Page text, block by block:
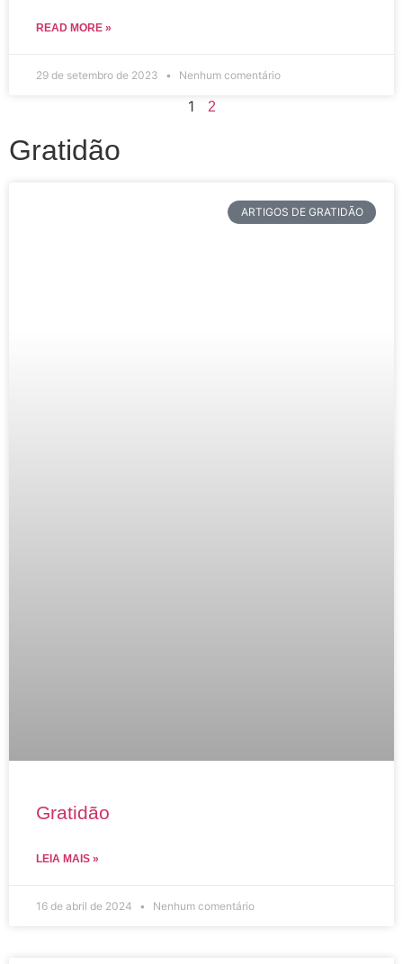
READ MORE »
29 de setembro de 2023 Nenhum comentário
1 2
Gratidão
ARTIGOS DE GRATIDÃO
Gratidão
LEIA MAIS »
16 de abril de 2024 Nenhum comentário